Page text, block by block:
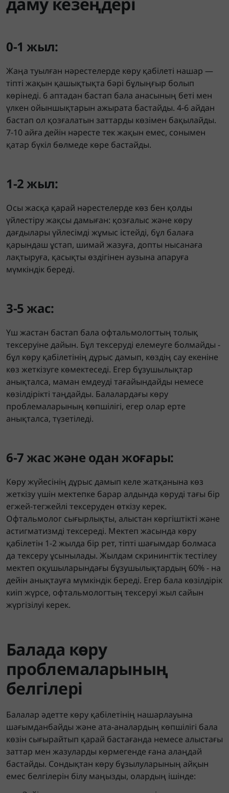
0-1 жыл:
Жаңа туылған нәрестелерде көру қабілеті нашар —
тіпті жақын қашықтықта бәрі бұлыңғыр болып
көрінеді. 6 аптадан бастап бала анасының беті мен
үлкен ойыншықтарын ажырата бастайды. 4-6 айдан
бастап ол қозғалатын заттарды көзімен бақылайды.
7-10 айға дейін нәресте тек жақын емес, сонымен
қатар бүкіл бөлмеде көре бастайды.
1-2 жыл:
Осы жасқа қарай нәрестелерде көз бен қолды
үйлестіру жақсы дамыған: қозғалыс және көру
дағдылары үйлесімді жұмыс істейді, бұл балаға
қарындаш ұстап, шимай жазуға, допты нысанаға
лақтыруға, қасықты өздігінен аузына апаруға
мүмкіндік береді.
3-5 жас:
Үш жастан бастап бала офтальмологтың толық
тексеруіне дайын. Бұл тексеруді елемеуге болмайды -
бұл көру қабілетінің дұрыс дамып, көздің сау екеніне
көз жеткізуге көмектеседі. Егер бұзушылықтар
анықталса, маман емдеуді тағайындайды немесе
көзілдірікті таңдайды. Балалардағы көру
проблемаларының көпшілігі, егер олар ерте
анықталса, түзетіледі.
6-7 жас және одан жоғары:
Көру жүйесінің дұрыс дамып келе жатқанына көз
жеткізу үшін мектепке барар алдында көруді тағы бір
егжей-тегжейлі тексеруден өткізу керек.
Офтальмолог сығырлықты, алыстан көргіштікті және
астигматизмді тексереді. Мектеп жасында көру
қабілетін 1-2 жылда бір рет, тіпті шағымдар болмаса
да тексеру ұсынылады. Жылдам скринингтік тестілеу
мектеп оқушыларындағы бұзушылықтардың 60% - на
дейін анықтауға мүмкіндік береді. Егер бала көзілдірік
киіп жүрсе, офтальмологтың тексеруі жыл сайын
жүргізілуі керек.
Балада көру
проблемаларының
белгілері
Балалар әдетте көру қабілетінің нашарлауына
шағымданбайды және ата-аналардың көпшілігі бала
көзін сығырайтып қарай бастағанда немесе алыстағы
заттар мен жазуларды көрмегенде ғана алаңдай
бастайды. Сондықтан көру бұзылуларының айқын
емес белгілерін білу маңызды, олардың ішінде: